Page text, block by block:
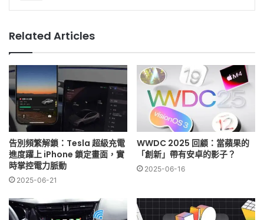
Related Articles
告別頻繁解鎖：Tesla 超級充電
進度躍上 iPhone 鎖定畫面，實
時掌控電力脈動
2025-06-21
WWDC 2025 回顧：當蘋果的
「創新」帶有安卓的影子？
2025-06-16